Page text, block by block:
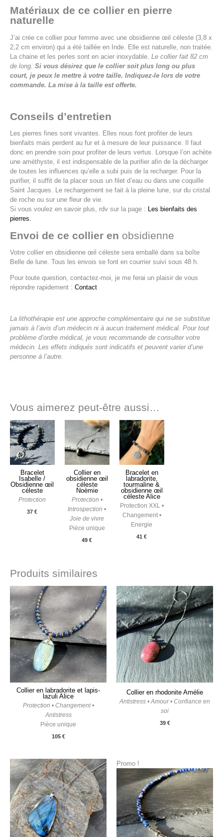
Matériaux de ce collier en pierre
naturelle
J’ai crée ce collier pour femme avec une obsidienne œil céleste (3,8 x
2,2 cm environ) qui a été taillée en Inde. Elle est naturelle, non traitée.
La chaine et les perles sont en acier inoxydable. Le collier fait 82 cm
de long. Si vous désirez que le collier soit plus long ou plus
court, je peux le mettre à votre taille. Indiquez-le lors de votre
commande. La mise à la taille est offerte.
Conseils d’entretien
Les pierres fines sont vivantes. Elles nous font profiter de leurs
bienfaits mais perdent au fur et à mesure de leur puissance. Il faut
donc en prendre soin pour profiter de leurs vertus. Lorsque l’on achète
une améthyste, il est indispensable de la purifier afin de la décharger
de toutes les influences qu’elle a subi puis de la recharger. Pour la
purifier, il suffit de la placer sous un filet d’eau ou dans une coquille
Saint Jacques. Le rechargement se fait à la pleine lune, sur du cristal
de roche ou sur une fleur de vie.
Si vous voulez en savoir plus, rdv sur la page : Les bienfaits des
pierres.
Envoi de ce collier en obsidienne
Votre collier en obsidienne œil céleste sera emballé dans sa boîte
Belle de lune. Tous les envois se font en courrier suivi sous 48 h.
Pour toute question, contactez-moi, je me ferai un plaisir de vous
répondre rapidement : Contact
La lithothérapie est une approche complémentaire qui ne se substitue
jamais à l’avis d’un médecin ni à aucun traitement médical. Pour tout
problème d’ordre médical, je vous recommande de consulter votre
médecin. Les effets indiqués sont indicatifs et peuvent varier d’une
personne à l’autre.
Vous aimerez peut-être aussi…
Bracelet
Isabelle /
Obsidienne œil
céleste
Protection
37€
Collier en
obsidienne œil
céleste
Noèmie
Protection •
Introspection •
Joie de vivre
Pièce unique
49€
Bracelet en
labradorite,
tourmaline &
obsidienne œil
céleste Alice
Protection XXL •
Changement •
Energie
41€
Produits similaires
Collier en labradorite et lapis-
lazuli Alice
Protection • Changement •
Antistress
Pièce unique
105 €
Collier en rhodonite Amélie
Antistress • Amour • Confiance en
soi
39 €
Promo !
prix
initial
était :
45 €.
prix
actuel
35 €.